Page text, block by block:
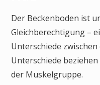
Der Beckenboden ist
Gleichberechtigung –
Unterschiede
Unterschiede
der Muskelgruppe.